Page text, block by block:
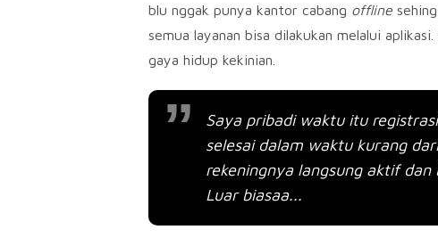
blu nggak punya kantor cabang offline
semua layanan bisa dilakukan melalui
gaya hidup kekinian.
Saya pribadi waktu itu
selesai dalam waktu kurang
rekeningnya langsung aktif
Luar biasaa...